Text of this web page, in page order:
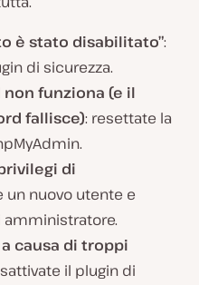
è stato disabilitato”:
di sicurezza.
funziona (e il
fallisce): resettate la
di
un nuovo utente e
amministratore.
causa di troppi
il plugin di